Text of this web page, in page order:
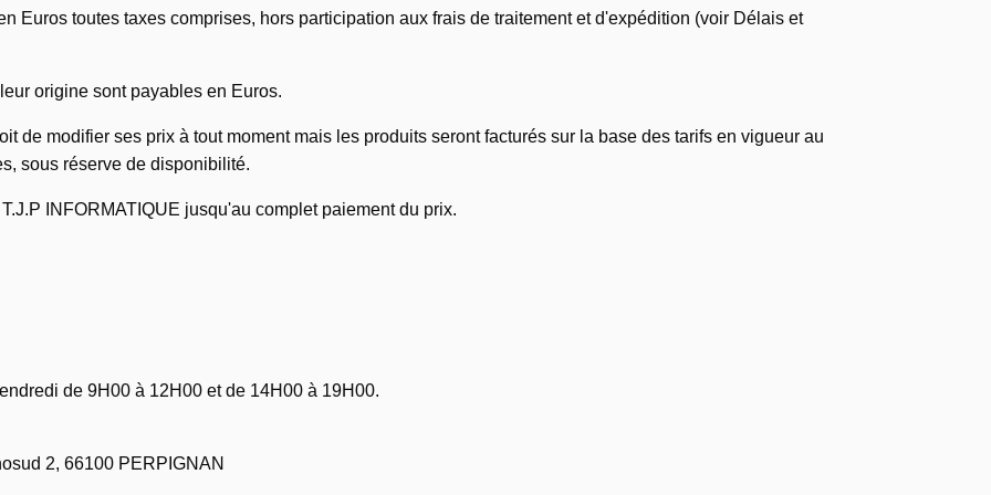
Euros toutes taxes comprises, hors participation aux frais de traitement et d'expédition (voir Délais et
origine sont payables en Euros.
de modifier ses prix à tout moment mais les produits seront facturés sur la base des tarifs en vigueur au
sous réserve de disponibilité.
INFORMATIQUE jusqu'au complet paiement du prix.
de 9H00 à 12H00 et de 14H00 à 19H00.
2, 66100 PERPIGNAN